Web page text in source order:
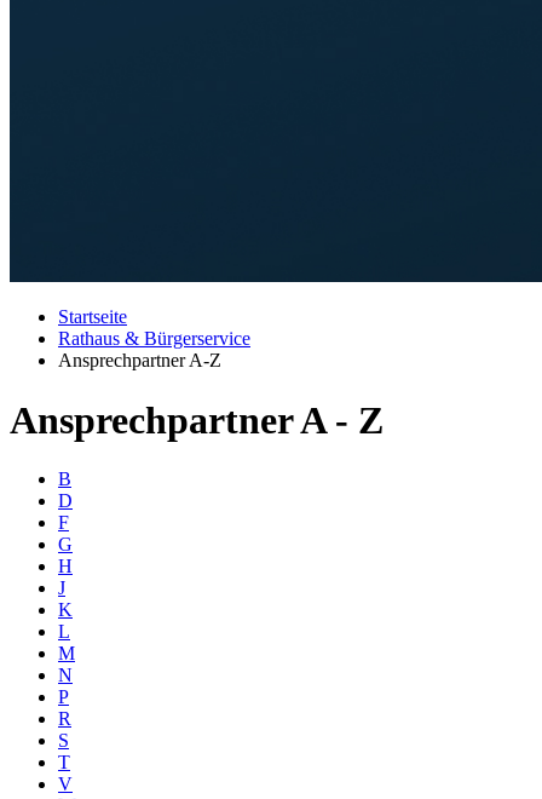
Startseite
Rathaus & Bürgerservice
Ansprechpartner A-Z
Ansprechpartner A - Z
B
D
F
G
H
J
K
L
M
N
P
R
S
T
V